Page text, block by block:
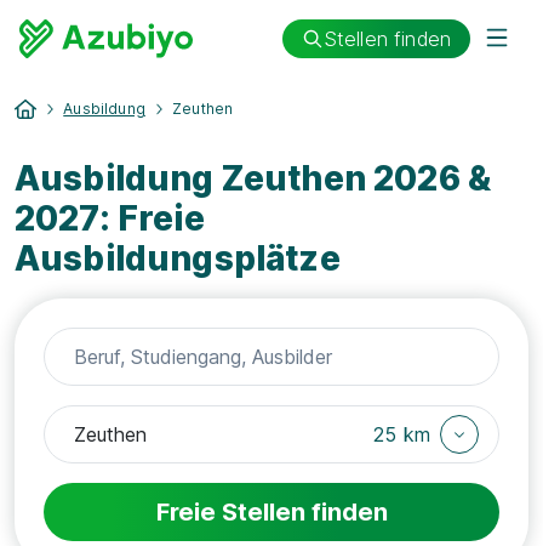
Stellen finden
Ausbildung Zeuthen
Ausbildung Zeuthen 2026 &
2027: Freie
Ausbildungsplätze
25 km
Freie Stellen finden